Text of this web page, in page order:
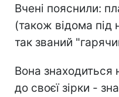
Вчені пояснили:
(також відома під
так званий
Вона знаходиться
до своєї зірки -